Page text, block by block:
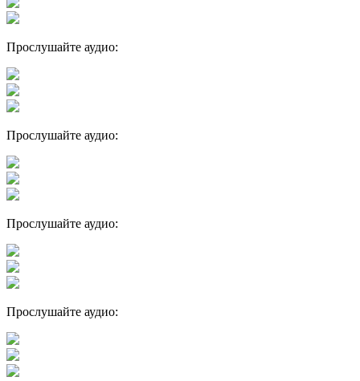
Прослушайте аудио:
Прослушайте аудио:
Прослушайте аудио:
Прослушайте аудио: